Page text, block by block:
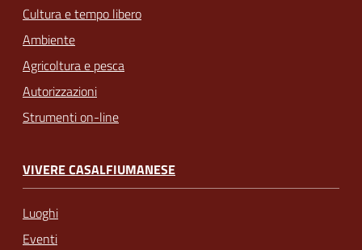
Cultura e tempo libero
Ambiente
Agricoltura e pesca
Autorizzazioni
Strumenti on-line
VIVERE CASALFIUMANESE
Luoghi
Eventi